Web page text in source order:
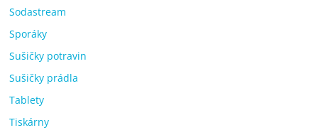
Sodastream
Sporáky
Sušičky potravin
Sušičky prádla
Tablety
Tiskárny